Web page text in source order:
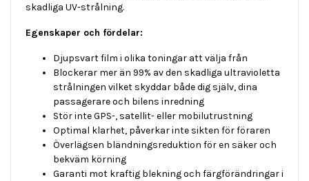
skadliga UV-strålning.
Egenskaper och fördelar:
Djupsvart film i olika toningar att välja från
Blockerar mer än 99% av den skadliga ultravioletta
strålningen vilket skyddar både dig själv, dina
passagerare och bilens inredning
Stör inte GPS-, satellit- eller mobilutrustning
Optimal klarhet, påverkar inte sikten för föraren
Överlägsen bländningsreduktion för en säker och
bekväm körning
Garanti mot kraftig blekning och färgförändringar i